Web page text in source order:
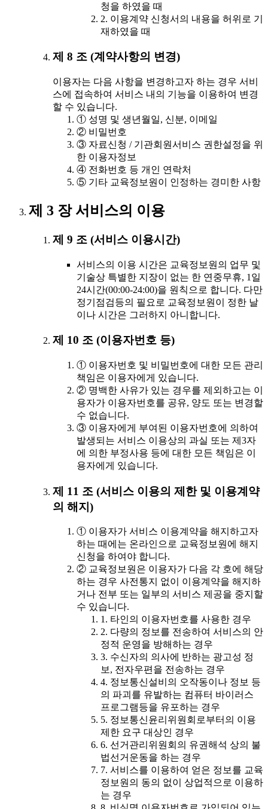
청을 하였을 때
2. 이용계약 신청서의 내용을 허위로 기
재하였을 때
제 8 조 (계약사항의 변경)
이용자는 다음 사항을 변경하고자 하는 경우 서비
스에 접속하여 서비스 내의 기능을 이용하여 변경
할 수 있습니다.
① 성명 및 생년월일, 신분, 이메일
② 비밀번호
③ 자료신청 / 기관회원서비스 권한설정을 위
한 이용자정보
④ 전화번호 등 개인 연락처
⑤ 기타 교육정보원이 인정하는 경미한 사항
제 3 장 서비스의 이용
제 9 조 (서비스 이용시간)
서비스의 이용 시간은 교육정보원의 업무 및
기술상 특별한 지장이 없는 한 연중무휴, 1일
24시간(00:00-24:00)을 원칙으로 합니다. 다만
정기점검등의 필요로 교육정보원이 정한 날
이나 시간은 그러하지 아니합니다.
제 10 조 (이용자번호 등)
① 이용자번호 및 비밀번호에 대한 모든 관리
책임은 이용자에게 있습니다.
② 명백한 사유가 있는 경우를 제외하고는 이
용자가 이용자번호를 공유, 양도 또는 변경할
수 없습니다.
③ 이용자에게 부여된 이용자번호에 의하여
발생되는 서비스 이용상의 과실 또는 제3자
에 의한 부정사용 등에 대한 모든 책임은 이
용자에게 있습니다.
제 11 조 (서비스 이용의 제한 및 이용계약
의 해지)
① 이용자가 서비스 이용계약을 해지하고자
하는 때에는 온라인으로 교육정보원에 해지
신청을 하여야 합니다.
② 교육정보원은 이용자가 다음 각 호에 해당
하는 경우 사전통지 없이 이용계약을 해지하
거나 전부 또는 일부의 서비스 제공을 중지할
수 있습니다.
1. 타인의 이용자번호를 사용한 경우
2. 다량의 정보를 전송하여 서비스의 안
정적 운영을 방해하는 경우
3. 수신자의 의사에 반하는 광고성 정
보, 전자우편을 전송하는 경우
4. 정보통신설비의 오작동이나 정보 등
의 파괴를 유발하는 컴퓨터 바이러스
프로그램등을 유포하는 경우
5. 정보통신윤리위원회로부터의 이용
제한 요구 대상인 경우
6. 선거관리위원회의 유권해석 상의 불
법선거운동을 하는 경우
7. 서비스를 이용하여 얻은 정보를 교육
정보원의 동의 없이 상업적으로 이용하
는 경우